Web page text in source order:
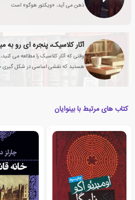
ذهن می آید، «ویکتور هوگو» است
آثار کلاسیک، پنجره ای رو
وقتی که آثار کلاسیک را مطالعه می
هستید که نقشی اساسی در شکل گیری
کتاب های مرتبط با بینوایان